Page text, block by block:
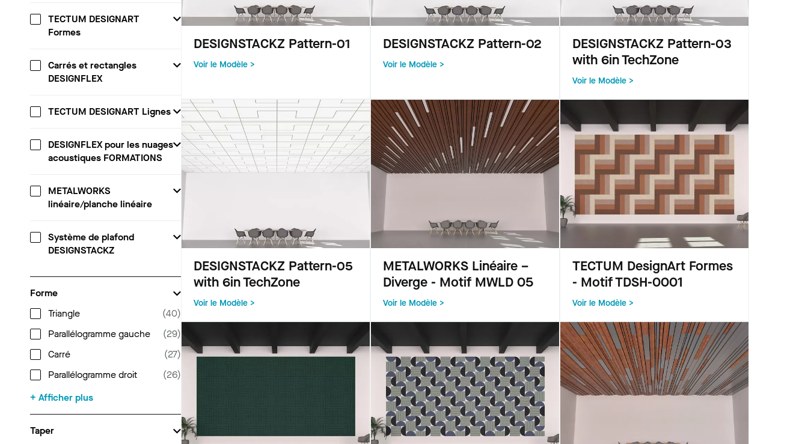
TECTUM DESIGNART
Formes
Carrés et rectangles
DESIGNFLEX
TECTUM DESIGNART Lignes
DESIGNFLEX pour les nuages
acoustiques FORMATIONS
METALWORKS
linéaire/planche linéaire
Système de plafond
DESIGNSTACKZ
Forme
Triangle
(40)
Parallélogramme gauche
(29)
Carré
(27)
Parallélogramme droit
(26)
+ Afficher plus
Taper
DESIGNSTACKZ Pattern-01
Voir le Modèle >
DESIGNSTACKZ Pattern-02
Voir le Modèle >
DESIGNSTACKZ Pattern-03
with 6in TechZone
Voir le Modèle >
DESIGNSTACKZ Pattern-05
with 6in TechZone
Voir le Modèle >
METALWORKS Linéaire –
Diverge - Motif MWLD 05
Voir le Modèle >
TECTUM DesignArt Formes
- Motif TDSH-0001
Voir le Modèle >